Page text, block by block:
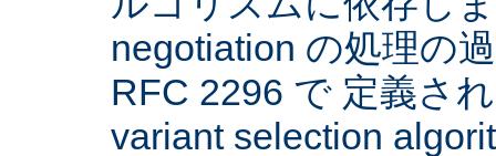
negotiation の処理の
RFC 2296 で 定義さ
variant selection